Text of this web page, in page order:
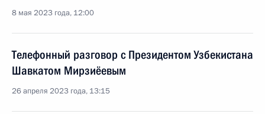
8 мая 2023 года, 12:00
Телефонный разговор с Президентом Узбекистана
Шавкатом Мирзиёевым
26 апреля 2023 года, 13:15